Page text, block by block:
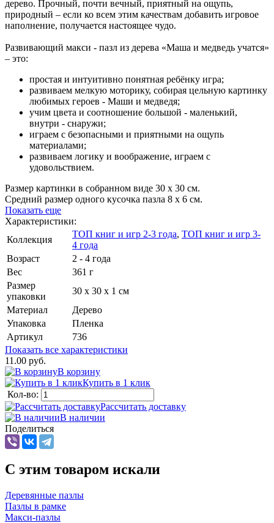
дерево. Прочный, почти вечный, приятный на ощупь,
природный – если ко всем этим качествам добавить игровое
наполнение, получается настоящее чудо.
Развивающий макси - пазл из дерева «Маша и медведь учатся»
– это:
простая и интуитивно понятная ребёнку игра;
развиваем мелкую моторику, собирая цельную картинку
любимых героев - Маши и медведя;
учим цвета и соотношение большой - маленький,
внутри - снаружи;
играем с безопасными и приятными на ощупь
материалами;
развиваем логику и воображение, играем с
удовольствием.
Размер картинки в собранном виде 30 х 30 см.
Средний размер одного кусочка пазла 8 х 6 см.
Показать еще
Характеристики:
Коллекция
ТОП книг и игр 2-3 года, ТОП книг и игр 3-
4 года
Возраст
2 - 4 года
Вес
361 г
Размер
упаковки
30 х 30 х 1 см
Материал
Дерево
Упаковка
Пленка
Артикул
736
Показать все характеристики
11.00 руб.
В корзину
Купить в 1 клик
Кол-во:
Рассчитать доставку
В наличии
Поделиться
C этим товаром искали
Деревянные пазлы
Пазлы в рамке
Макси-пазлы